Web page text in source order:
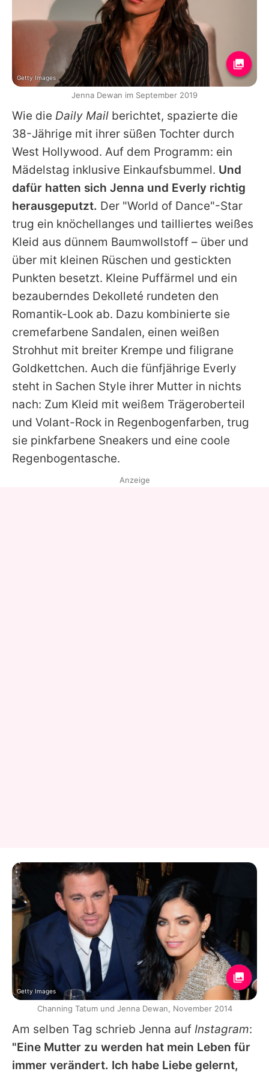
Wie die Daily Mail berichtet, spazierte die
38-Jährige mit ihrer süßen Tochter durch
West Hollywood. Auf dem Programm: ein
Mädelstag inklusive Einkaufsbummel. Und
dafür hatten sich Jenna und Everly richtig
herausgeputzt. Der "World of Dance"-Star
trug ein knöchellanges und tailliertes weißes
Kleid aus dünnem Baumwollstoff – über und
über mit kleinen Rüschen und gestickten
Punkten besetzt. Kleine Puffärmel und ein
bezauberndes Dekolleté rundeten den
Romantik-Look ab. Dazu kombinierte sie
cremefarbene Sandalen, einen weißen
Strohhut mit breiter Krempe und filigrane
Goldkettchen. Auch die fünfjährige Everly
steht in Sachen Style ihrer Mutter in nichts
nach: Zum Kleid mit weißem Trägeroberteil
und Volant-Rock in Regenbogenfarben, trug
sie pinkfarbene Sneakers und eine coole
Regenbogentasche.
Am selben Tag schrieb Jenna auf Instagram:
"Eine Mutter zu werden hat mein Leben für
immer verändert. Ich habe Liebe gelernt,
Getty Images
Jenna Dewan im September 2019
Anzeige
Getty Images
Channing Tatum und Jenna Dewan, November 2014